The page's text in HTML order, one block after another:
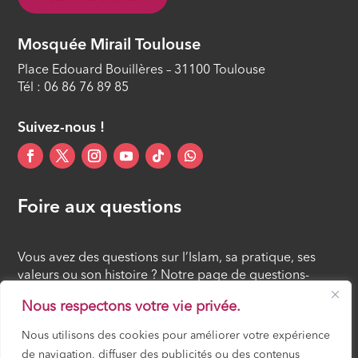
Nous respectons votre vie privée.
Nous utilisons des cookies pour améliorer votre expérience
de navigation, diffuser des publicités ou des contenus
Mosquée Mirail Toulouse
Place Edouard Bouillères – 31100 Toulouse
Tél : 06 86 76 89 85
Suivez-nous !
Foire aux questions
Vous avez des questions sur l’Islam, sa pratique, ses
valeurs ou son histoire ? Notre page de questions-
réponses rassemble des réponses claires et accessibles
à tous, croyants ou simples curieux.